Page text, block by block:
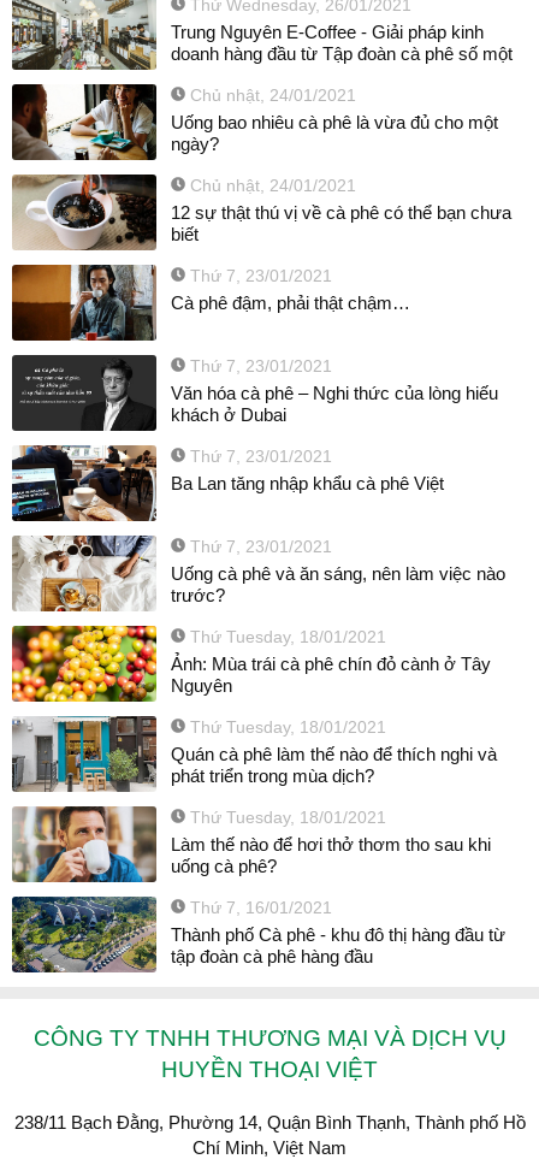
Thứ Wednesday, 26/01/2021
Trung Nguyên E-Coffee - Giải pháp kinh
doanh hàng đầu từ Tập đoàn cà phê số một
Chủ nhật, 24/01/2021
Uống bao nhiêu cà phê là vừa đủ cho một
ngày?
Chủ nhật, 24/01/2021
12 sự thật thú vị về cà phê có thể bạn chưa
biết
Thứ 7, 23/01/2021
Cà phê đậm, phải thật chậm…
Thứ 7, 23/01/2021
Văn hóa cà phê – Nghi thức của lòng hiếu
khách ở Dubai
Thứ 7, 23/01/2021
Ba Lan tăng nhập khẩu cà phê Việt
Thứ 7, 23/01/2021
Uống cà phê và ăn sáng, nên làm việc nào
trước?
Thứ Tuesday, 18/01/2021
Ảnh: Mùa trái cà phê chín đỏ cành ở Tây
Nguyên
Thứ Tuesday, 18/01/2021
Quán cà phê làm thế nào để thích nghi và
phát triển trong mùa dịch?
Thứ Tuesday, 18/01/2021
Làm thế nào để hơi thở thơm tho sau khi
uống cà phê?
Thứ 7, 16/01/2021
Thành phố Cà phê - khu đô thị hàng đầu từ
tập đoàn cà phê hàng đầu
CÔNG TY TNHH THƯƠNG MẠI VÀ DỊCH VỤ
HUYỀN THOẠI VIỆT
238/11 Bạch Đằng, Phường 14, Quận Bình Thạnh, Thành phố Hồ
Chí Minh, Việt Nam